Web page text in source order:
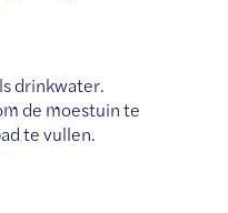
drinkwater.
de moestuin te
te vullen.